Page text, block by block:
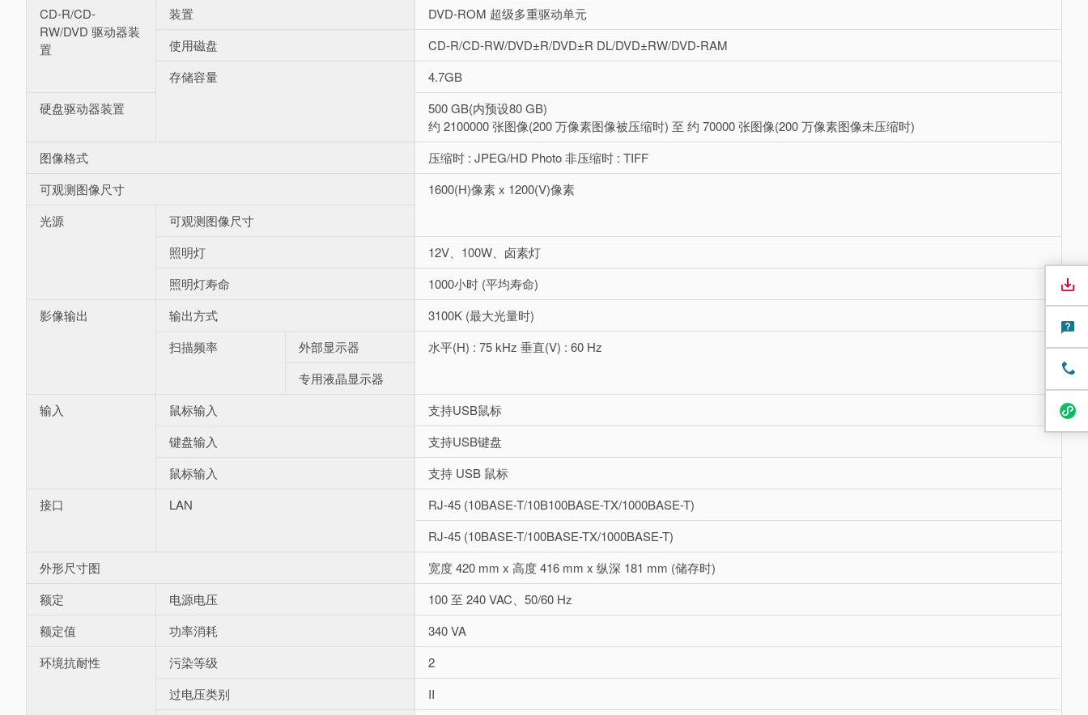
CD-R/CD-
RW/DVD 驱动器装
置
装置
DVD-ROM 超级多重驱动单元
使用磁盘
CD-R/CD-RW/DVD±R/DVD±R DL/DVD±RW/DVD-RAM
存储容量
4.7GB
硬盘驱动器装置
500 GB(内预设80 GB)
约 2100000 张图像(200 万像素图像被压缩时) 至 约 70000 张图像(200 万像素图像未压缩时)
图像格式
压缩时 : JPEG/HD Photo 非压缩时 : TIFF
可观测图像尺寸
1600(H)像素 x 1200(V)像素
光源
可观测图像尺寸
照明灯
12V、100W、卤素灯
照明灯寿命
1000小时 (平均寿命)
影像输出
输出方式
3100K (最大光量时)
扫描频率
外部显示器
水平(H) : 75 kHz 垂直(V) : 60 Hz
专用液晶显示器
输入
鼠标输入
支持USB鼠标
键盘输入
支持USB键盘
鼠标输入
支持 USB 鼠标
接口
LAN
RJ-45 (10BASE-T/10B100BASE-TX/1000BASE-T)
RJ-45 (10BASE-T/100BASE-TX/1000BASE-T)
外形尺寸图
宽度 420 mm x 高度 416 mm x 纵深 181 mm (储存时)
额定
电源电压
100 至 240 VAC、50/60 Hz
额定值
功率消耗
340 VA
环境抗耐性
污染等级
2
过电压类别
II